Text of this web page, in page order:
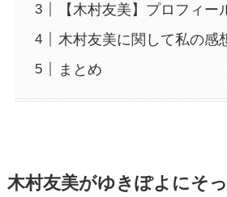
【木村友美】プロフィー
木村友美に関して私の感
まとめ
木村友美がゆきぽよにそ